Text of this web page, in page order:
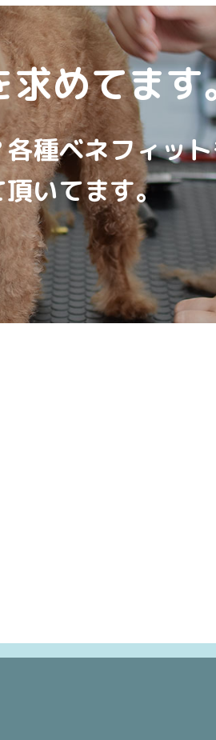
求めてます
種ベネフィッ
いてます。